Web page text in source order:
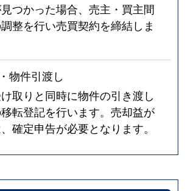
つかった場合、売主・買主間
整を行い売買契約を締結しま
物件引渡し
取りと同時に物件の引き渡し
転登記を行います。売却益が
確定申告が必要となります。